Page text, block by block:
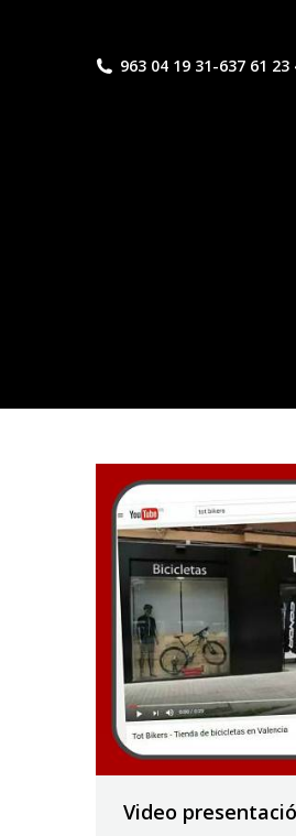
963 04 19 31-637 61 23
Video